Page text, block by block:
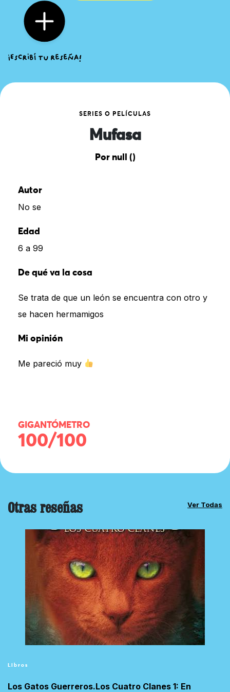
SERIES O PELÍCULAS
Mufasa
Por null ()
Autor
No se
Edad
6 a 99
De qué va la cosa
Se trata de que un león se encuentra con otro y
se hacen hermamigos
Mi opinión
Me pareció muy
GIGANTÓMETRO
100/100
Otras reseñas Ver Todas
Libros
Los Gatos Guerreros.Los Cuatro Clanes 1: En